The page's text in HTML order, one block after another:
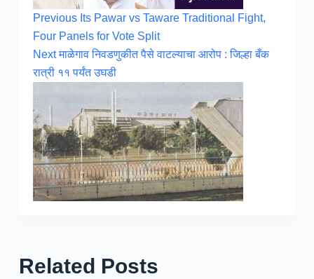
Previous Its Pawar vs Taware Traditional Fight,
Four Panels for Vote Split
Nextमाळेगाव निवडणुकीत पैसे वाटल्याचा आरोप : जिल्हा बँक
रात्री ११ पर्यंत उघडी
Related Posts